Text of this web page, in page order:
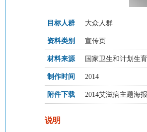
目标人群 大众人群
资料类别 宣传页
材料来源 国家卫生和计划生
制作时间 2014
附件下载 2014艾滋病主题海
说明